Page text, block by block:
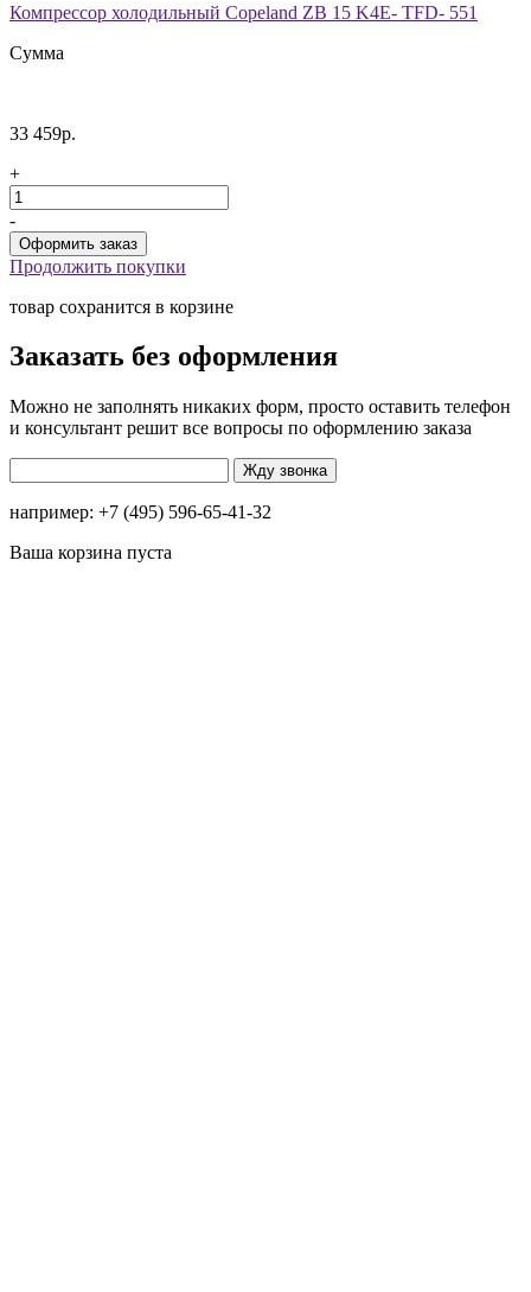
Компрессор холодильный Copeland ZB 15 K4E- TFD- 551
Сумма
33 459р.
+
-
Продолжить покупки
товар сохранится в корзине
Заказать без оформления
Можно не заполнять никаких форм, просто оставить телефон
и консультант решит все вопросы по оформлению заказа
например: +7 (495) 596-65-41-32
Ваша корзина пуста